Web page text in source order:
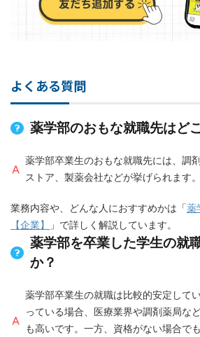
よくある質問
薬学部のおもな就職先はど
薬学部卒業生のおもな就職先には、調
ストア、製薬会社などが挙げられます。
業務内容や、どんな人におすすめかは「薬
【企業】
」で詳しく解説しています。
薬学部を卒業した学生の就
か？
薬学部卒業生の就職は比較的安定して
っている場合、医療業界や調剤薬局な
も高いです。一方、資格がない場合で